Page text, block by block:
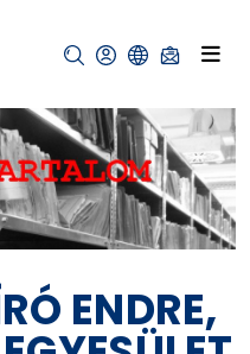
ENDRE,